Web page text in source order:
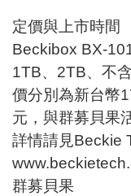
定價與上市時間
Beckibox BX-
1TB、2TB、不
價分別為新台幣
元，與群募貝果
詳情請見Beckie
群募貝果